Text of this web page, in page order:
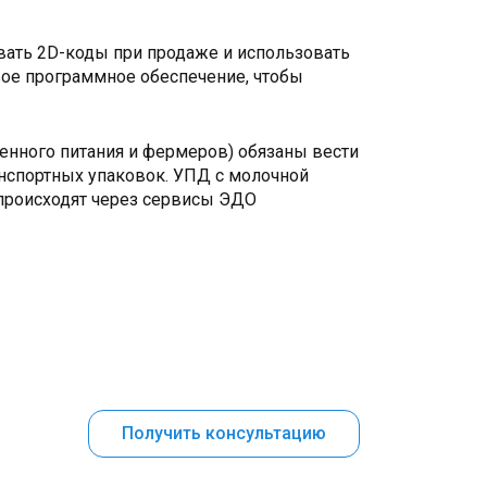
2D-коды при продаже и использовать
программное обеспечение, чтобы
питания и фермеров) обязаны вести
упаковок. УПД с молочной
через сервисы ЭДО
Получить консультацию